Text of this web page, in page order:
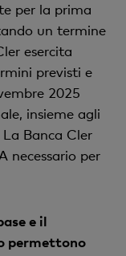
per la prima
un termine
esercita
previsti e
2025
insieme agli
Banca Cler
necessario per
e il
permettono